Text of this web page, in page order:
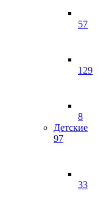
57
129
8
Детские
97
33